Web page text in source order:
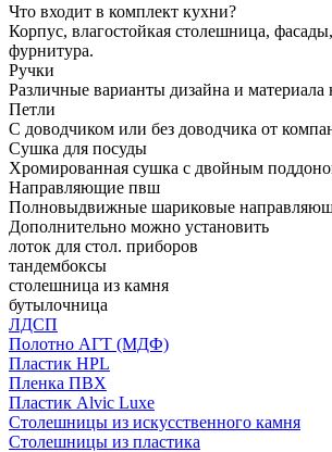
Что входит в комплект кухни?
Корпус, влагостойкая столешница,
фурнитура.
Ручки
Различные варианты дизайна и материала
Петли
С доводчиком или без доводчика от
Сушка для посуды
Хромированная сушка с двойным
Направляющие пвш
Полновыдвижные шариковые
Дополнительно можно установить
лоток для стол. приборов
тандембоксы
столешница из камня
бутылочница
ЛДСП
Полотно АГТ (МДФ)
Пластик HPL
Пленка ПВХ
Пластик Alvic Luxe
Столешницы из искусственного камня
Столешницы из пластика